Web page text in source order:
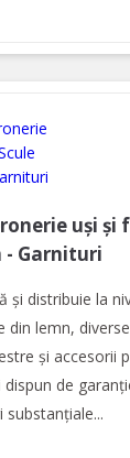
uși și
- Garnituri
și distribuie la
din lemn,
și accesorii
dispun de
substanțiale...